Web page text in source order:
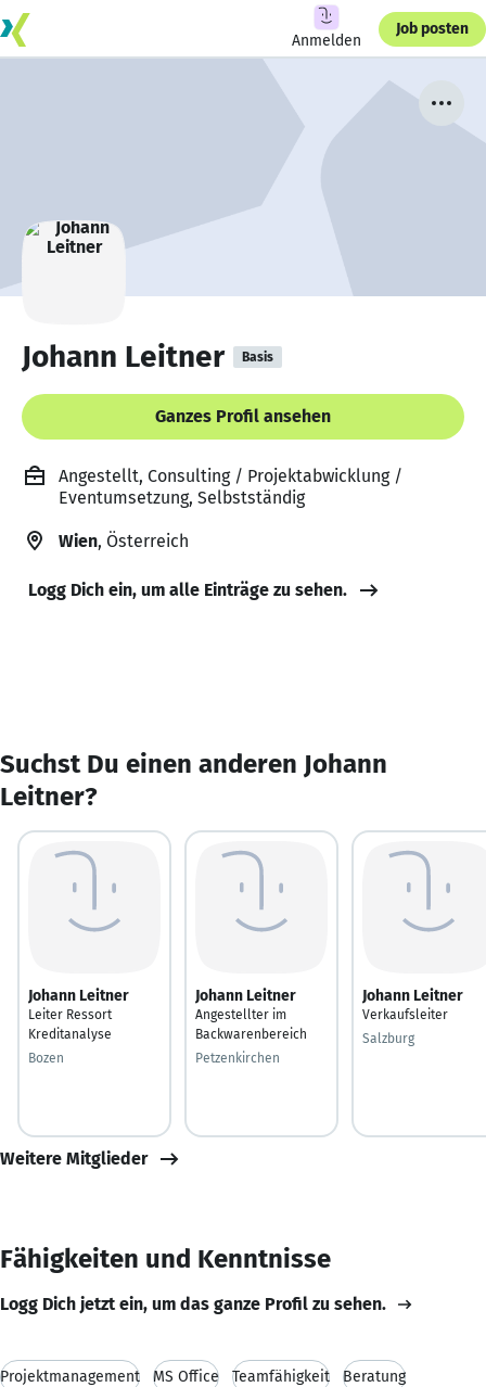
Anmelden
Job posten
Johann Leitner Basis
Ganzes Profil ansehen
Angestellt, Consulting / Projektabwicklung /
Eventumsetzung, Selbstständig
Wien, Österreich
Logg Dich ein, um alle Einträge zu sehen.
Suchst Du einen anderen Johann
Leitner?
Johann Leitner
Leiter Ressort
Kreditanalyse
Bozen
Johann Leitner
Angestellter im
Backwarenbereich
Petzenkirchen
Johann Leitner
Verkaufsleiter
Salzburg
Weitere Mitglieder
Fähigkeiten und Kenntnisse
Logg Dich jetzt ein, um das ganze Profil zu sehen.
Projektmanagement MS Office Teamfähigkeit Beratung